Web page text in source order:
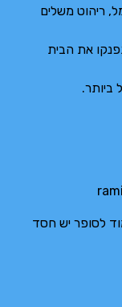
ריהוט משלים
את הבית
לסופר יש חסד